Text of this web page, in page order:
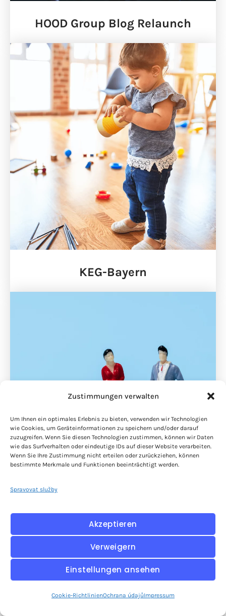
Zustimmungen verwalten
Um Ihnen ein optimales Erlebnis zu bieten, verwenden wir Technologien
wie Cookies, um Geräteinformationen zu speichern und/oder darauf
zuzugreifen. Wenn Sie diesen Technologien zustimmen, können wir Daten
wie das Surfverhalten oder eindeutige IDs auf dieser Website verarbeiten.
Wenn Sie Ihre Zustimmung nicht erteilen oder zurückziehen, können
bestimmte Merkmale und Funktionen beeinträchtigt werden.
Spravovat služby
Akzeptieren
Verweigern
Einstellungen ansehen
Cookie-RichtlinienOchrana údajůImpressum
HOOD Group Blog Relaunch
KEG-Bayern
Klösterl Apotheke